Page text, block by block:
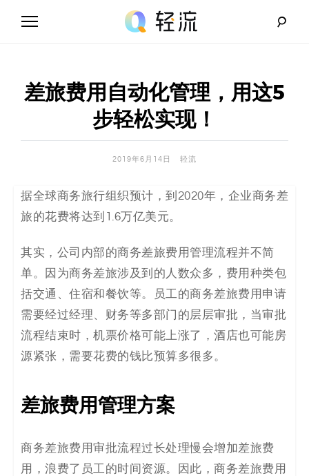
流
_
A
无
码
解
决
方
案
_
低
差旅费用自动化管理，用这5
步轻松实现！
2019年6月14日 轻流
据全球商务旅行组织预计，到2020年， 企业商务差
旅的花费将达到1.6万亿美元。
其实，公司内部的商务差旅费用管理流程并不简
单。因为商务差旅涉及到的人数众多， 费用种类包
括交通、住宿和餐饮等。员工的商务差旅费用 申请
需要经过经理、财务等多部门 的层层审批，当审批
流程结束时，机票价格可能上涨了，酒店也可能房
源紧张，需要花费的钱比预算多很多。
差旅费用管理方案
商务差旅费用审批流程过长处理慢会增加差旅费
用，浪费了员工的时间 资源。因此，商务差旅费用